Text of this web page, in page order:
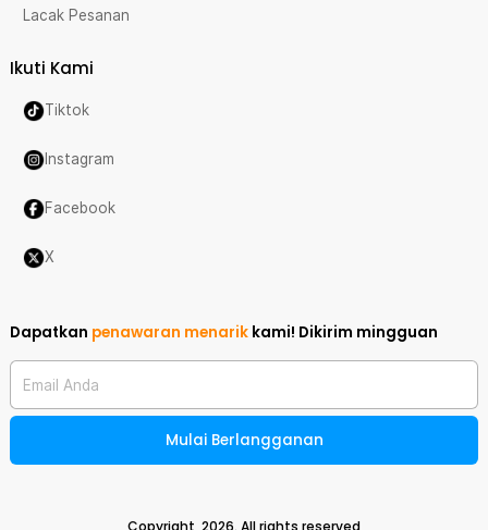
Lacak Pesanan
Ikuti Kami
Tiktok
Instagram
Facebook
X
Dapatkan penawaran menarik kami! Dikirim mingguan
Email Anda
Mulai Berlangganan
Copyright, 2026. All rights reserved